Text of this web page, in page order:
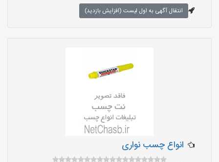
انتقال آگهی به اول لیست (افزایش بازدید)
انواع چسب نواری